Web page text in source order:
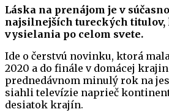
Láska na prenájom je v
najsilnejších tureckých titulov,
vysielania po celom svete.
Ide o čerstvú novinku, ktorá
2020 a do finále v domácej
prednedávnom minulý rok na
siahli televízie naprieč
desiatok krajín.